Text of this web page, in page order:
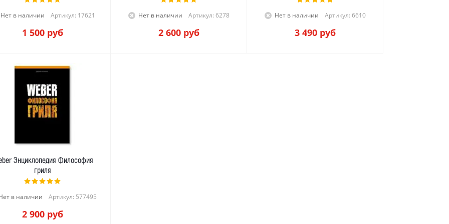
Нет в наличии Артикул: 17621
1 500 руб
Нет в наличии Артикул: 6278
2 600 руб
Нет в наличии Артикул: 6610
3 490 руб
Энциклопедия Философия
гриля
в наличии Артикул: 577495
2 900 руб